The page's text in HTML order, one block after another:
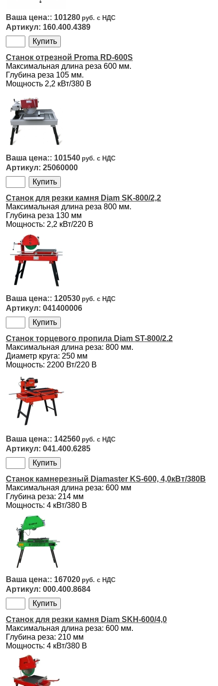
101280
160.400.4389
Станок отрезной Proma RD-600S
Максимальная длина реза 600 мм.
Глубина реза 105 мм.
Мощность 2,2 кВт/380 В
101540
25060000
Станок для резки камня Diam SK-800/2,2
Максимальная длина реза 800 мм.
Глубина реза 130 мм
Мощность: 2,2 кВт/220 В
120530
041400006
Станок торцевого пропила Diam ST-800/2.2
Максимальная длина реза: 800 мм.
Диаметр круга: 250 мм
Мощность: 2200 Вт/220 В
142560
041.400.6285
Станок камнерезный Diamaster KS-600, 4,0кВт/380В
Максимальная длина реза: 600 мм
Глубина реза: 214 мм
Мощность: 4 кВт/380 В
167020
000.400.8684
Станок для резки камня Diam SKH-600/4,0
Максимальная длина реза: 600 мм.
Глубина реза: 210 мм
Мощность: 4 кВт/380 В